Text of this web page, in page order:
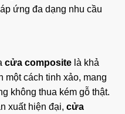
ứng đa dạng nhu cầu
cửa composite là khả
một cách tinh xảo, mang
không thua kém gỗ thật.
xuất hiện đại, cửa